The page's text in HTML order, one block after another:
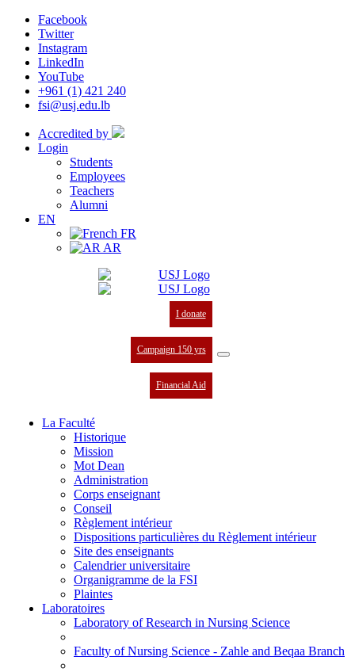
Facebook
Twitter
Instagram
LinkedIn
YouTube
+961 (1) 421 240
fsi@usj.edu.lb
Accredited by
Login
Students
Employees
Teachers
Alumni
EN
FR
AR
I donate
Campaign 150 yrs
Financial Aid
La Faculté
Historique
Mission
Mot Dean
Administration
Corps enseignant
Conseil
Règlement intérieur
Dispositions particulières du Règlement intérieur
Site des enseignants
Calendrier universitaire
Organigramme de la FSI
Plaintes
Laboratoires
Laboratory of Research in Nursing Science
Faculty of Nursing Science - Zahle and Beqaa Branch